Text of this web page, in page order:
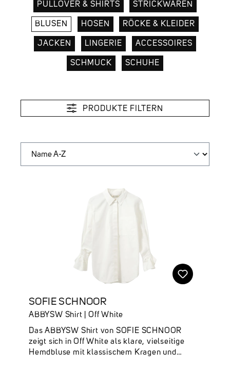
PULLOVER & SHIRTS STRICKWAREN
BLUSEN HOSEN RÖCKE & KLEIDER
JACKEN LINGERIE ACCESSOIRES
SCHMUCK SCHUHE
PRODUKTE FILTERN
SOFIE SCHNOOR
ABBYSW Shirt | Off White
Das ABBYSW Shirt von SOFIE SCHNOOR
zeigt sich in Off White als klare, vielseitige
Hemdbluse mit klassischem Kragen und